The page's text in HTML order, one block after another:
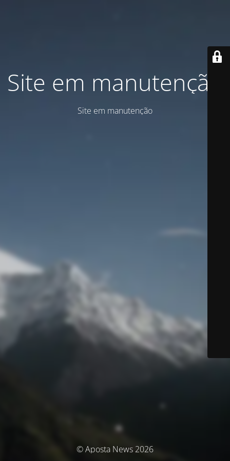
Site em manutenção
Site em manutenção
© Aposta News 2026